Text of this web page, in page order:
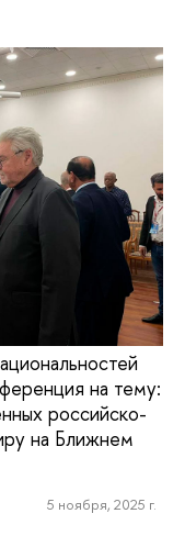
на тему:
российско-
на Ближнем
5 ноября, 2025 г.